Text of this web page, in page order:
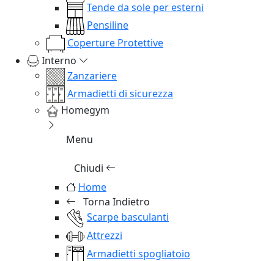
Tende da sole per esterni
Pensiline
Coperture Protettive
Interno
Zanzariere
Armadietti di sicurezza
Homegym
Menu
Chiudi
Home
Torna Indietro
Scarpe basculanti
Attrezzi
Armadietti spogliatoio